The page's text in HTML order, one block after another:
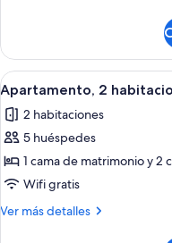
al
mar
(1+3)
2
habitaciones,
vistas
mar
(1+3)
Abrir
todas
las
fotos
de
Apartamento,
2
9
Apartamento, 2
2 habitaciones
5 huéspedes
1 cama de matrimonio y 2
Wifi gratis
Ver más detalles
Más